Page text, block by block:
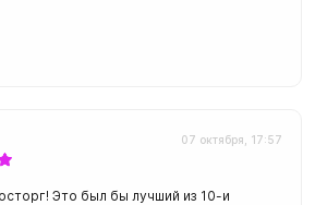
07 октября, 17:57
Это был бы лучший из 10-и